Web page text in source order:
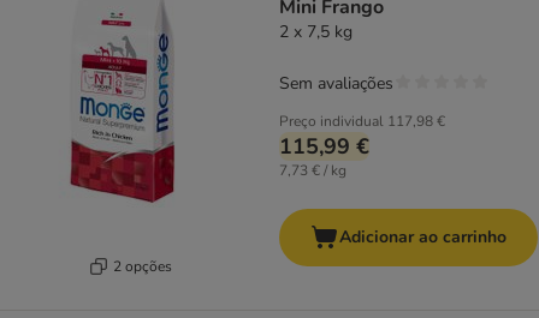
2 opções
Mini Frango
2 x 7,5 kg
Preço individual 117,98 €
115,99 €
7,73 € / kg
Sem avaliações
Adicionar ao carrinho